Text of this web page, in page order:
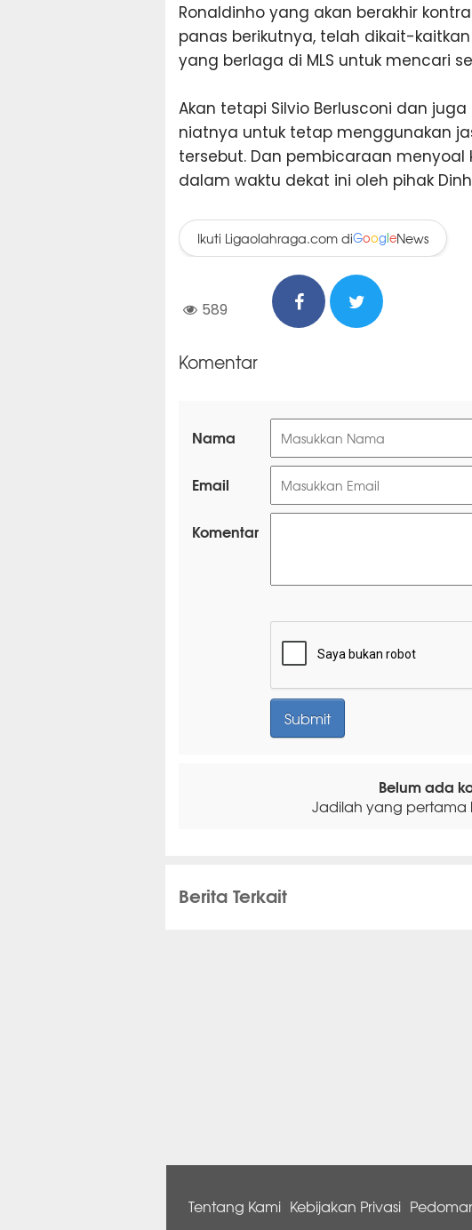
Ronaldinho yang akan berakhir
panas berikutnya, telah dikait-
yang berlaga di MLS untuk mencari
Akan tetapi Silvio Berlusconi dan
niatnya untuk tetap menggunakan
tersebut. Dan pembicaraan
dalam waktu dekat ini oleh pihak
Ikuti Ligaolahraga.com diGoogleNews
589
Komentar
Nama
Email
Komentar
Belum ada
Jadilah yang pertama
Berita Terkait
Tentang Kami Kebijakan Privasi